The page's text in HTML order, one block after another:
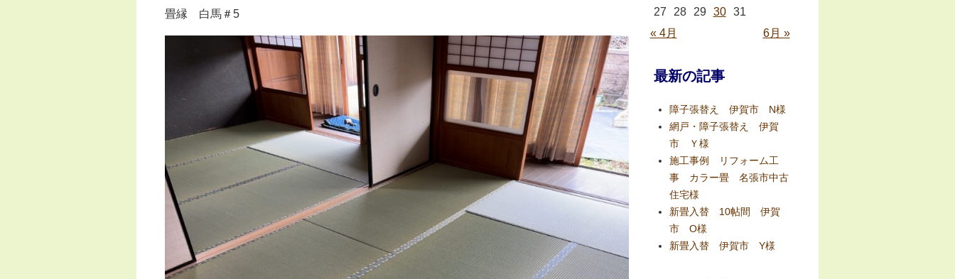
畳縁 白馬＃5
« 4月 6月 »
27
28 29 30 31
最新の記事
障子張替え 伊賀市 N様
網戸・障子張替え 伊賀
市 Ｙ様
施工事例 リフォーム工
事 カラー畳 名張市中古
住宅様
新畳入替 10帖間 伊賀
市 O様
新畳入替 伊賀市 Y様